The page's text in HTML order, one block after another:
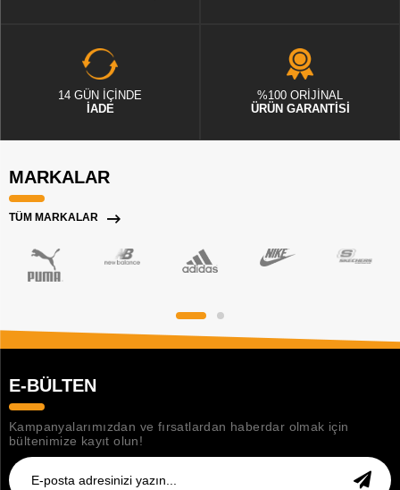
14 GÜN İÇİNDE
İADE
%100 ORİJİNAL
ÜRÜN GARANTİSİ
MARKALAR
TÜM MARKALAR
E-BÜLTEN
Kampanyalarımızdan ve fırsatlardan haberdar olmak için
bültenimize kayıt olun!